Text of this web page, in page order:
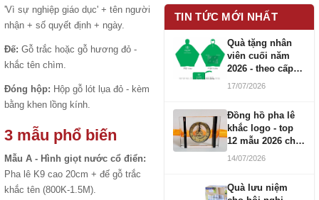
'Vì sự nghiệp giáo dục' + tên người
nhận + số quyết định + ngày.
Đế: Gỗ trắc hoặc gỗ hương đỏ -
khắc tên chìm.
Đóng hộp: Hộp gỗ lót lụa đỏ - kèm
bằng khen lồng kính.
3 mẫu phổ biến
Mẫu A - Hình giọt nước cổ điển:
Pha lê K9 cao 20cm + đế gỗ trắc
khắc tên (800K-1.5M).
TIN TỨC MỚI NHẤT
Quà tặng nhân
viên cuối năm
2026 - theo cấp
bậc CBNV
17/07/2026
Đồng hồ pha lê
khắc logo - top
12 mẫu 2026 cho
doanh nghiệp
14/07/2026
Quà lưu niệm